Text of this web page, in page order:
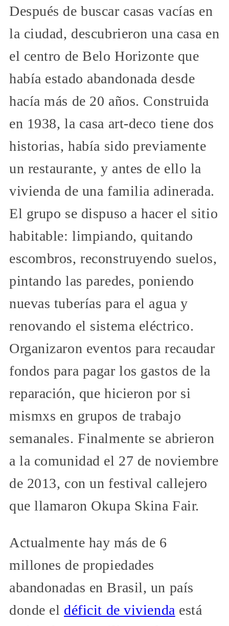
Después de buscar casas vacías en
la ciudad, descubrieron una casa en
el centro de Belo Horizonte que
había estado abandonada desde
hacía más de 20 años. Construida
en 1938, la casa art-deco tiene dos
historias, había sido previamente
un restaurante, y antes de ello la
vivienda de una familia adinerada.
El grupo se dispuso a hacer el sitio
habitable: limpiando, quitando
escombros, reconstruyendo suelos,
pintando las paredes, poniendo
nuevas tuberías para el agua y
renovando el sistema eléctrico.
Organizaron eventos para recaudar
fondos para pagar los gastos de la
reparación, que hicieron por si
mismxs en grupos de trabajo
semanales. Finalmente se abrieron
a la comunidad el 27 de noviembre
de 2013, con un festival callejero
que llamaron Okupa Skina Fair.
Actualmente hay más de 6
millones de propiedades
abandonadas en Brasil, un país
donde el déficit de vivienda está